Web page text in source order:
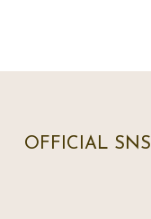
OFFICIAL SNS